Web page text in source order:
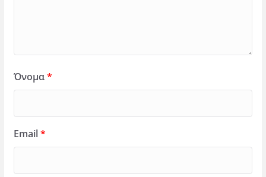
Όνομα*
Email*